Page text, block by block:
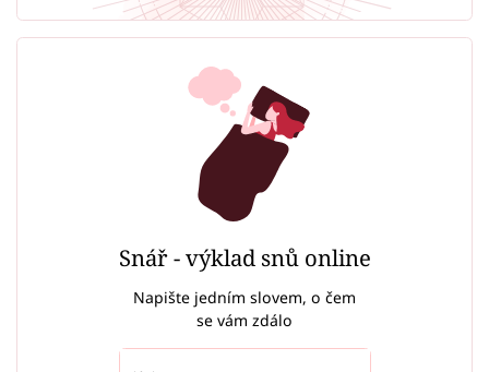
Snář - výklad snů online
Napište jedním slovem, o čem
se vám zdálo